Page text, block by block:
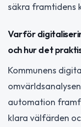
säkra framtidens
Varför
och hur det
Kommunens
automation
klara välfärden